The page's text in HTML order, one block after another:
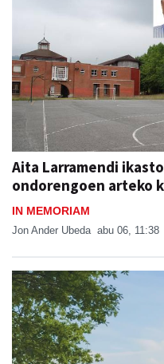
Aita Larramendi
ondorengoen arteko
IN MEMORIAM
Jon Ander Ubeda abu 06, 11:38